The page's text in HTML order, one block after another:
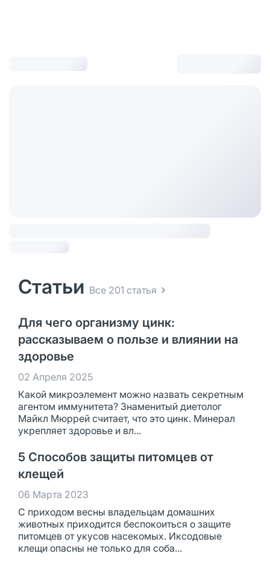
Статьи Все 201 статья
Для чего организму цинк:
рассказываем о пользе и влиянии на
здоровье
02 Апреля 2025
Какой микроэлемент можно назвать секретным
агентом иммунитета? Знаменитый диетолог
Майкл Мюррей считает, что это цинк. Минерал
укрепляет здоровье и вл...
5 Способов защиты питомцев от
клещей
06 Марта 2023
С приходом весны владельцам домашних
животных приходится беспокоиться о защите
питомцев от укусов насекомых. Иксодовые
клещи опасны не только для соба...